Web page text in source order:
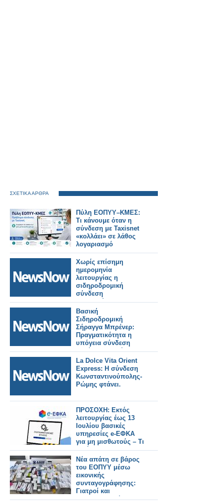
ΣΧΕΤΙΚΑ ΑΡΘΡΑ
Πύλη ΕΟΠΥΥ–ΚΜΕΣ:
Τι κάνουμε όταν η
σύνδεση με Taxisnet
«κολλάει» σε λάθος
λογαριασμό
Χωρίς επίσημη
ημερομηνία
λειτουργίας η
σιδηροδρομική
σύνδεση
Βουδαπέστης–
Βελιγραδίου.
Βασική
Σιδηροδρομική
Σήραγγα Μπρένερ:
Πραγματικότητα η
υπόγεια σύνδεση
Ιταλίας–Αυστρίας.
La Dolce Vita Orient
Express: Η σύνδεση
Κωνσταντινούπολης-
Ρώμης φτάνει.
ΠΡΟΣΟΧΗ: Εκτός
λειτουργίας έως 13
Ιουλίου βασικές
υπηρεσίες e-ΕΦΚΑ
για μη μισθωτούς – Τι
ισχύει για τους
φαρμακοποιούς
Νέα απάτη σε βάρος
του ΕΟΠΥΥ μέσω
εικονικής
συνταγογράφησης:
Γιατροί και
φαρμακοποιοί στο